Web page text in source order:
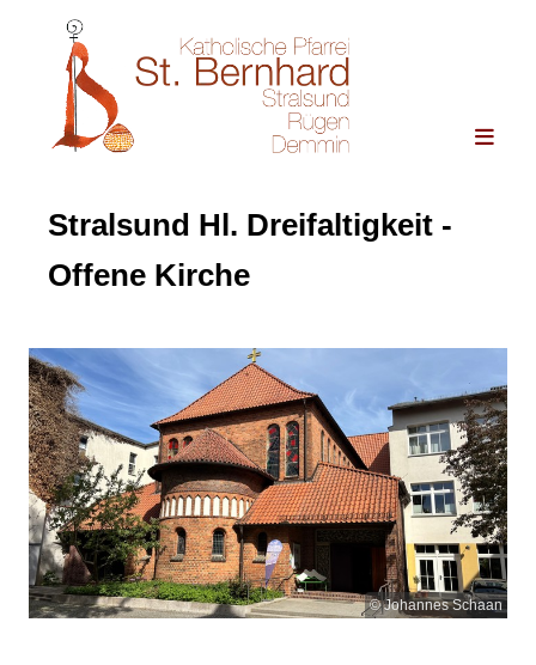
Stralsund Hl. Dreifaltigkeit -
Offene Kirche
© Johannes Schaan